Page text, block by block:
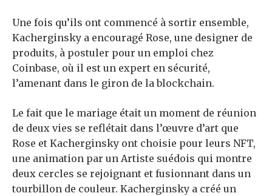
Une fois qu’ils ont commencé à sortir ensemble,
Kacherginsky a encouragé Rose, une designer de
produits, à postuler pour un emploi chez
Coinbase, où il est un expert en sécurité,
l’amenant dans le giron de la blockchain.
Le fait que le mariage était un moment de réunion
de deux vies se reflétait dans l’œuvre d’art que
Rose et Kacherginsky ont choisie pour leurs NFT,
une animation par un Artiste suédois qui montre
deux cercles se rejoignant et fusionnant dans un
tourbillon de couleur. Kacherginsky a créé un